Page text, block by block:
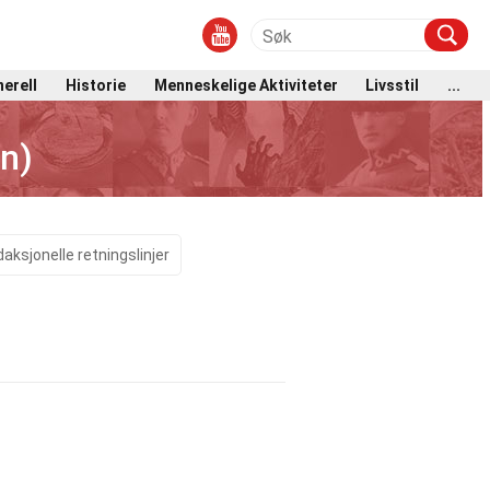
Historie Menneskelige Aktiviteter Livsstil
...
retningslinjer